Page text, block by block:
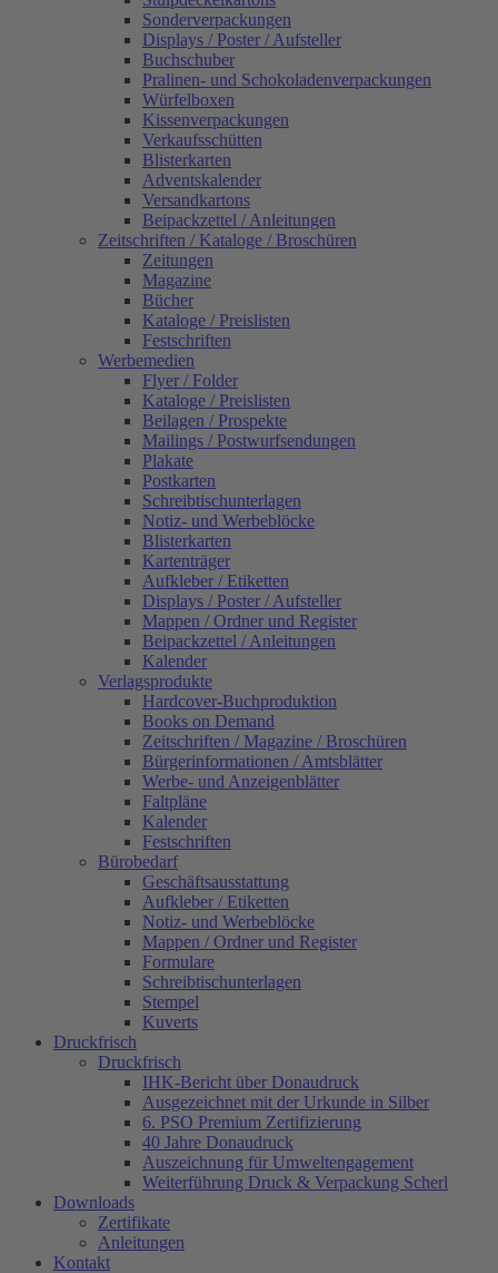
Sonderverpackungen
Displays / Poster / Aufsteller
Buchschuber
Pralinen- und Schokoladenverpackungen
Würfelboxen
Kissenverpackungen
Verkaufsschütten
Blisterkarten
Adventskalender
Versandkartons
Beipackzettel / Anleitungen
Zeitschriften / Kataloge / Broschüren
Zeitungen
Magazine
Bücher
Kataloge / Preislisten
Festschriften
Werbemedien
Flyer / Folder
Kataloge / Preislisten
Beilagen / Prospekte
Mailings / Postwurfsendungen
Plakate
Postkarten
Schreibtischunterlagen
Notiz- und Werbeblöcke
Blisterkarten
Kartenträger
Aufkleber / Etiketten
Displays / Poster / Aufsteller
Mappen / Ordner und Register
Beipackzettel / Anleitungen
Kalender
Verlagsprodukte
Hardcover-Buchproduktion
Books on Demand
Zeitschriften / Magazine / Broschüren
Bürgerinformationen / Amtsblätter
Werbe- und Anzeigenblätter
Faltpläne
Kalender
Festschriften
Bürobedarf
Geschäftsausstattung
Aufkleber / Etiketten
Notiz- und Werbeblöcke
Mappen / Ordner und Register
Formulare
Schreibtischunterlagen
Stempel
Kuverts
Druckfrisch
Druckfrisch
IHK-Bericht über Donaudruck
Ausgezeichnet mit der Urkunde in Silber
6. PSO Premium Zertifizierung
40 Jahre Donaudruck
Auszeichnung für Umweltengagement
Weiterführung Druck & Verpackung Scherl
Downloads
Zertifikate
Anleitungen
Kontakt